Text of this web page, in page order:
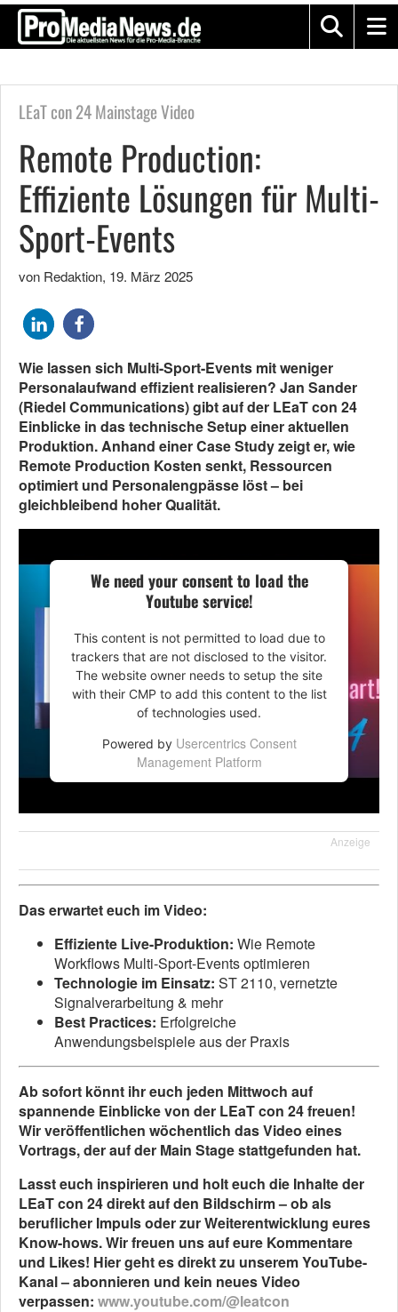
LEaT con 24 Mainstage Video
Remote Production:
Effiziente Lösungen für Multi-
Sport-Events
von Redaktion, 19. März 2025
Wie lassen sich Multi-Sport-Events mit weniger
Personalaufwand effizient realisieren? Jan Sander
(Riedel Communications) gibt auf der LEaT con 24
Einblicke in das technische Setup einer aktuellen
Produktion. Anhand einer Case Study zeigt er, wie
Remote Production Kosten senkt, Ressourcen
optimiert und Personalengpässe löst – bei
gleichbleibend hoher Qualität.
We need your consent to load the
Youtube service!
This content is not permitted to load due to
trackers that are not disclosed to the visitor.
The website owner needs to setup the site
with their CMP to add this content to the list
of technologies used.
Powered by Usercentrics Consent
Management Platform
Anzeige
Das erwartet euch im Video:
Effiziente Live-Produktion: Wie Remote
Workflows Multi-Sport-Events optimieren
Technologie im Einsatz: ST 2110, vernetzte
Signalverarbeitung & mehr
Best Practices: Erfolgreiche
Anwendungsbeispiele aus der Praxis
Ab sofort könnt ihr euch jeden Mittwoch auf
spannende Einblicke von der LEaT con 24 freuen!
Wir veröffentlichen wöchentlich das Video eines
Vortrags, der auf der Main Stage stattgefunden hat.
Lasst euch inspirieren und holt euch die Inhalte der
LEaT con 24 direkt auf den Bildschirm – ob als
beruflicher Impuls oder zur Weiterentwicklung eures
Know-hows. Wir freuen uns auf eure Kommentare
und Likes! Hier geht es direkt zu unserem YouTube-
Kanal – abonnieren und kein neues Video
verpassen: www.youtube.com/@leatcon